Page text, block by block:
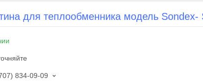
для теплообменника модель Sondex-
834-09-09